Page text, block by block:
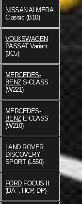
NISSAN ALMERA
Classic (B10)
VOLKSWAGEN
PASSAT Variant
(3C5)
MERCEDES-
BENZS-CLASS
(W221)
MERCEDES-
BENZE-CLASS
(W210)
LAND ROVER
DISCOVERY
SPORT (L550)
FORDFOCUS II
(DA_, HCP, DP)